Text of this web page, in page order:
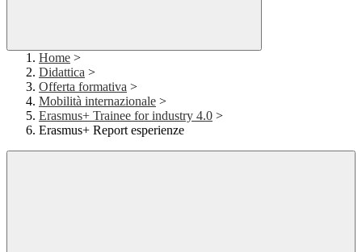
Home >
Didattica >
Offerta formativa >
Mobilità internazionale >
Erasmus+ Trainee for industry 4.0 >
Erasmus+ Report esperienze